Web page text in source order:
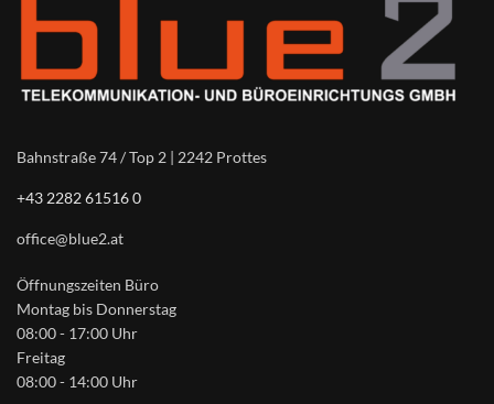
Bahnstraße 74 / Top 2 | 2242 Prottes
+43 2282 61516 0
office@blue2.at
Öffnungszeiten Büro
Montag bis Donnerstag
08:00 - 17:00 Uhr
Freitag
08:00 - 14:00 Uhr